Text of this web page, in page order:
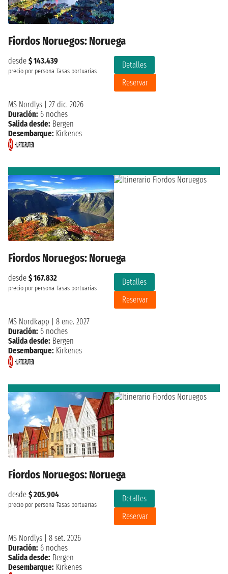
Fiordos Noruegos: Noruega
desde $ 143.439
precio por persona Tasas portuarias
Detalles
Reservar
MS Nordlys
27 dic. 2026
Duración: 6 noches
Salida desde: Bergen
Desembarque: Kirkenes
Fiordos Noruegos: Noruega
desde $ 167.832
precio por persona Tasas portuarias
Detalles
Reservar
MS Nordkapp
8 ene. 2027
Duración: 6 noches
Salida desde: Bergen
Desembarque: Kirkenes
Fiordos Noruegos: Noruega
desde $ 205.904
precio por persona Tasas portuarias
Detalles
Reservar
MS Nordlys
8 set. 2026
Duración: 6 noches
Salida desde: Bergen
Desembarque: Kirkenes